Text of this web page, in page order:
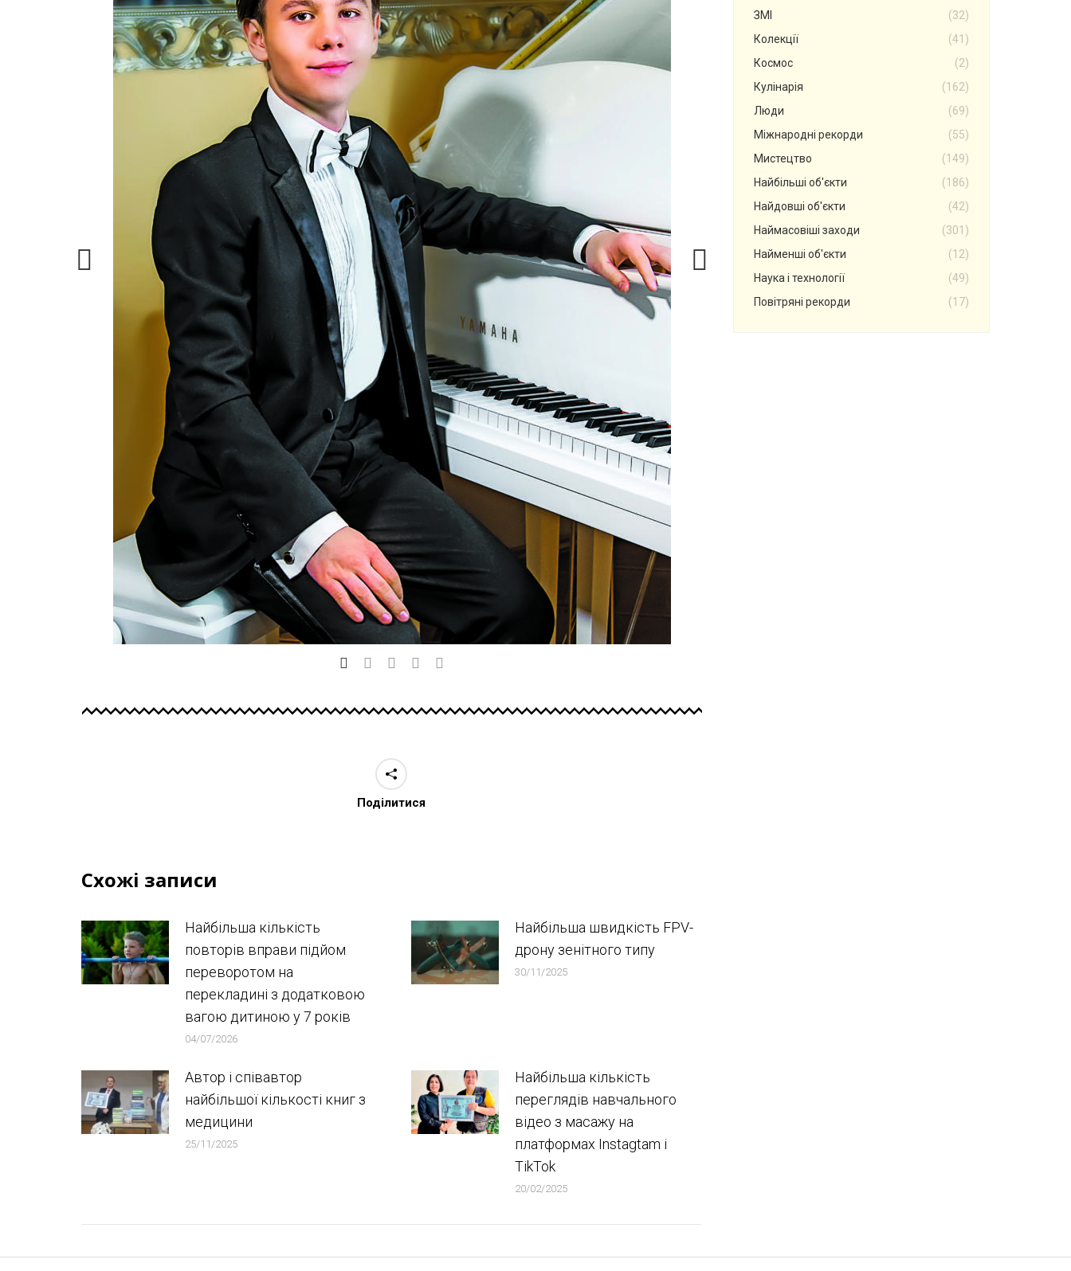
Поділитися
Схожі записи
Найбільша кількість
повторів вправи підйом
переворотом на
перекладині з додатковою
вагою дитиною у 7 років
04/07/2026
Найбільша швидкість FPV-
дрону зенітного типу
30/11/2025
Автор і співавтор
найбільшої кількості книг з
медицини
25/11/2025
Найбільша кількість
переглядів навчального
відео з масажу на
платформах Instagtam i
TikTok
20/02/2025
ЗМІ
(32)
Колекції
(41)
Космос
(2)
Кулінарія
(162)
Люди
(69)
Міжнародні рекорди
(55)
Мистецтво
(149)
Найбільші об'єкти
(186)
Найдовші об'єкти
(42)
Наймасовіші заходи
(301)
Найменші об'єкти
(12)
Наука і технології
(49)
Повітряні рекорди
(17)